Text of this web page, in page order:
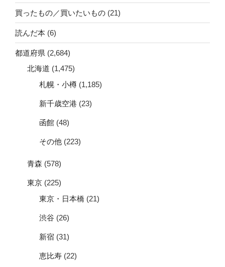
買ったもの／買いたいもの (21)
読んだ本 (6)
都道府県 (2,684)
北海道 (1,475)
札幌・小樽 (1,185)
新千歳空港 (23)
函館 (48)
その他 (223)
青森 (578)
東京 (225)
東京・日本橋 (21)
渋谷 (26)
新宿 (31)
恵比寿 (22)